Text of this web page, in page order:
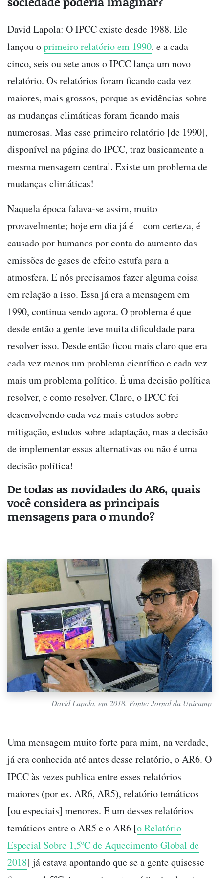
David Lapola: O IPCC existe desde 1988. Ele
lançou oprimeiro relatório em 1990, e a cada
cinco, seis ou sete anos o IPCC lança um novo
relatório. Os relatórios foram ficando cada vez
maiores, mais grossos, porque as evidências sobre
as mudanças climáticas foram ficando mais
numerosas. Mas esse primeiro relatório [de 1990],
disponível na página do IPCC, traz basicamente a
mesma mensagem central. Existe um problema de
mudanças climáticas!
Naquela época falava-se assim, muito
provavelmente; hoje em dia já é – com certeza, é
causado por humanos por conta do aumento das
emissões de gases de efeito estufa para a
atmosfera. E nós precisamos fazer alguma coisa
em relação a isso. Essa já era a mensagem em
1990, continua sendo agora. O problema é que
desde então a gente teve muita dificuldade para
resolver isso. Desde então ficou mais claro que era
cada vez menos um problema científico e cada vez
mais um problema político. É uma decisão política
resolver, e como resolver. Claro, o IPCC foi
desenvolvendo cada vez mais estudos sobre
mitigação, estudos sobre adaptação, mas a decisão
de implementar essas alternativas ou não é uma
decisão política!
De todas as novidades do AR6, quais
você considera as principais
mensagens para o mundo?
David Lapola, em 2018. Fonte: Jornal da Unicamp
Uma mensagem muito forte para mim, na verdade,
já era conhecida até antes desse relatório, o AR6. O
IPCC às vezes publica entre esses relatórios
maiores (por ex. AR6, AR5), relatório temáticos
[ou especiais] menores. E um desses relatórios
temáticos entre o AR5 e o AR6 [o Relatório
Especial Sobre 1,5ºC de Aquecimento Global de
2018] já estava apontando que se a gente quisesse